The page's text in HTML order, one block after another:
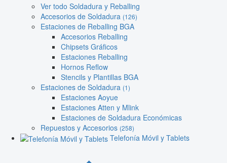
Ver todo Soldadura y Reballing
Accesorios de Soldadura (126)
Estaciones de Reballing BGA
Accesorios Reballing
Chipsets Gráficos
Estaciones Reballing
Hornos Reflow
Stencils y Plantillas BGA
Estaciones de Soldadura (1)
Estaciones Aoyue
Estaciones Atten y Mlink
Estaciones de Soldadura Económicas
Repuestos y Accesorios (258)
Telefonía Móvil y Tablets